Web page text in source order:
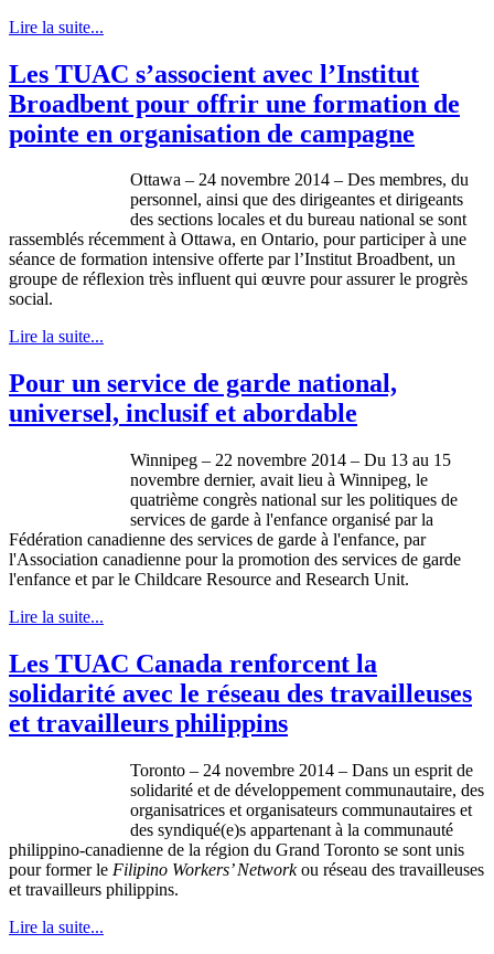
Lire la suite...
Les TUAC s’associent avec l’Institut
Broadbent pour offrir une formation de
pointe en organisation de campagne
Ottawa – 24 novembre 2014 – Des membres, du
personnel, ainsi que des dirigeantes et dirigeants
des sections locales et du bureau national se sont
rassemblés récemment à Ottawa, en Ontario, pour participer à une
séance de formation intensive offerte par l’Institut Broadbent, un
groupe de réflexion très influent qui œuvre pour assurer le progrès
social.
Lire la suite...
Pour un service de garde national,
universel, inclusif et abordable
Winnipeg – 22 novembre 2014 – Du 13 au 15
novembre dernier, avait lieu à Winnipeg, le
quatrième congrès national sur les politiques de
services de garde à l'enfance organisé par la
Fédération canadienne des services de garde à l'enfance, par
l'Association canadienne pour la promotion des services de garde
l'enfance et par le Childcare Resource and Research Unit.
Lire la suite...
Les TUAC Canada renforcent la
solidarité avec le réseau des travailleuses
et travailleurs philippins
Toronto – 24 novembre 2014 – Dans un esprit de
solidarité et de développement communautaire, des
organisatrices et organisateurs communautaires et
des syndiqué(e)s appartenant à la communauté
philippino-canadienne de la région du Grand Toronto se sont unis
pour former le Filipino Workers’ Networkou réseau des travailleuses
et travailleurs philippins.
Lire la suite...